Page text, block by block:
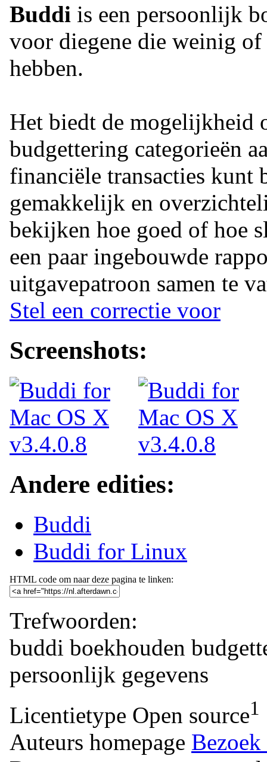
Buddi is een persoonlijk
voor diegene die weinig
hebben.
Het biedt de mogelijkheid
budgettering categorieën
financiële transacties kunt
gemakkelijk en
bekijken hoe goed of hoe
een paar ingebouwde
uitgavepatroon samen te
Stel een correctie voor
Screenshots:
Andere edities:
Buddi
Buddi for Linux
HTML code om naar deze pagina te linken:
Trefwoorden:
buddi boekhouden
persoonlijk gegevens
Licentietype Open source1
Auteurs homepage